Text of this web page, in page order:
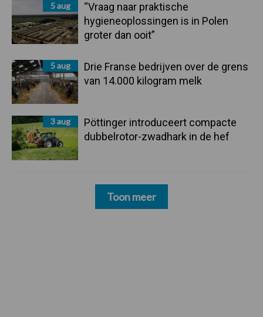
5 aug
“Vraag naar praktische
hygieneoplossingen is in Polen
groter dan ooit”
5 aug
Drie Franse bedrijven over de grens
van 14.000 kilogram melk
3 aug
Pöttinger introduceert compacte
dubbelrotor-zwadhark in de hef
Toon meer